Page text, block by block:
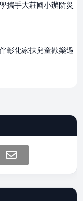
攜手大莊國小辦防災
彰化家扶兒童歡樂過